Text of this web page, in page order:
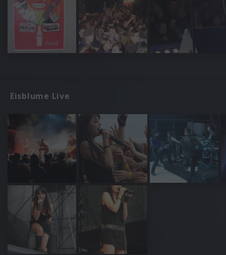
Eisblume Live